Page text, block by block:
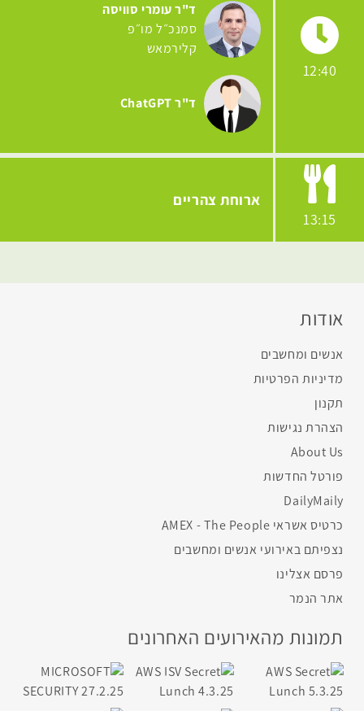
12:40
ד"ר עומרי סוויסה
סמנכ״ל מו״פ
קלירמאש
ד"ר ChatGPT
13:15
ארוחת צהריים
אודות
אנשים ומחשבים
מדיניות הפרטיות
תקנון
הצהרת נגישות
About Us
פורטל החדשות
DailyMaily
כרטיס אשראי AMEX - The People
נצפיתם באירועי אנשים ומחשבים
פרסם אצלינו
אתר הנמר
תמונות מהאירועים האחרונים